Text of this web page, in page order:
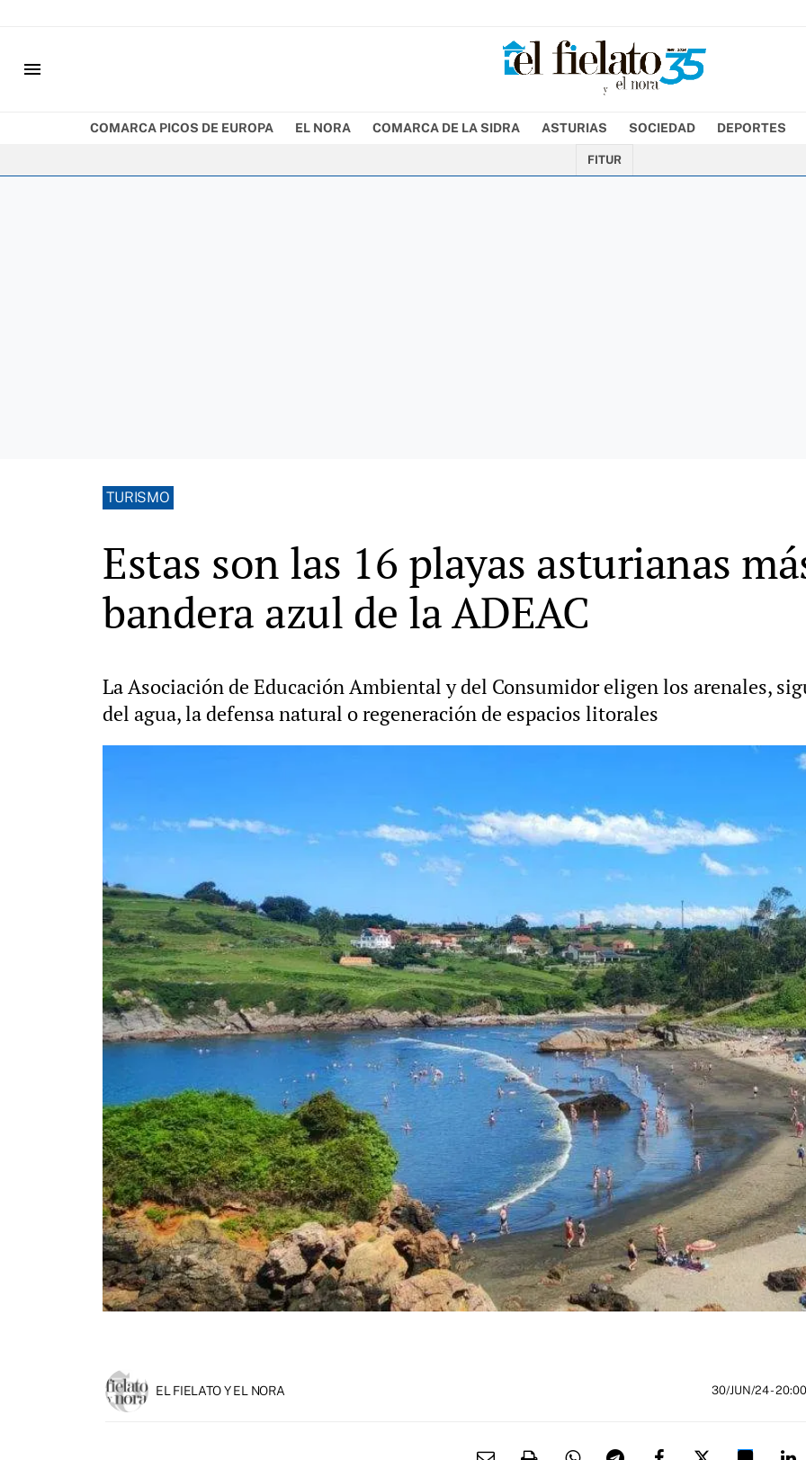
menu
COMARCA PICOS DE EUROPA EL NORA COMARCA DE LA SIDRA ASTURIAS SOCIEDAD DEPORTES
FITUR
TURISMO
Estas son las 16 playas asturianas
bandera azul de la ADEAC
La Asociación de Educación Ambiental y del Consumidor eligen los arenales,
del agua, la defensa natural o regeneración de espacios litorales
EL FIELATO Y EL NORA 30/JUN/24- 20:00